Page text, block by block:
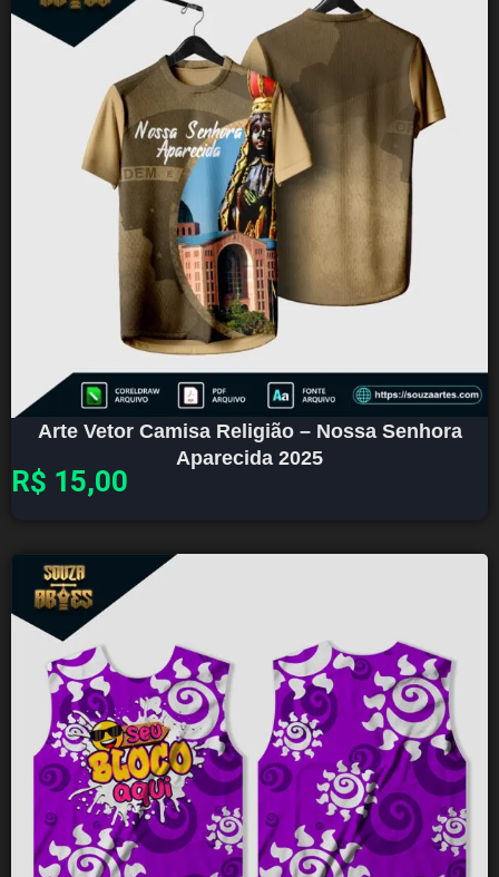
Arte Vetor Camisa Religião – Nossa Senhora
Aparecida 2025
R$ 15,00